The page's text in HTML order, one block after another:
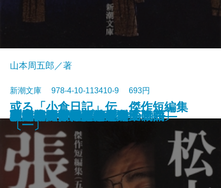
原色の街・驟雨
虚空遍歴〔上〕
質屋の女房
獣の戯れ
歪んだ複写―税務署殺人事件―
どくとるマンボウ昆虫記
日本語の年輪
わるいやつら〔下〕
わるいやつら〔上〕
さぶ
山本周五郎／著
新潮文庫 978-4-10-113410-9 693円
張込み 傑作短編集〔五〕
西郷札 傑作短編集〔三〕
黒地の絵 傑作短編集〔二〕
幽霊―或る幼年と青春の物語―
佐渡流人行 傑作短編集〔四〕
助左衛門四代記
強力伝・孤島
駅路 傑作短編集〔六〕
敦煌
或る「小倉日記」伝 傑作短編集
〔一〕